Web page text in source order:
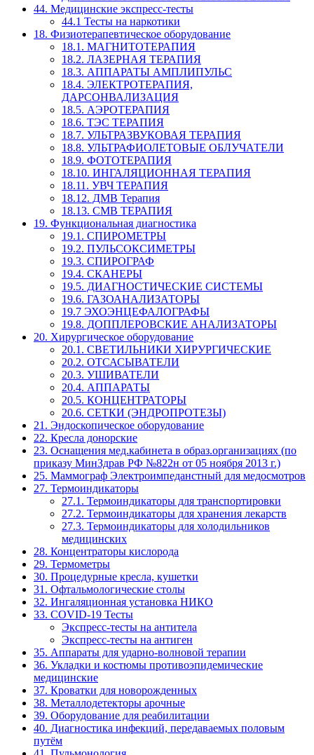
44. Медицинские экспресс-тесты
44.1 Тесты на наркотики
18. Физиотерапевтическое оборудование
18.1. МАГНИТОТЕРАПИЯ
18.2. ЛАЗЕРНАЯ ТЕРАПИЯ
18.3. АППАРАТЫ АМПЛИПУЛЬС
18.4. ЭЛЕКТРОТЕРАПИЯ,
ДАРСОНВАЛИЗАЦИЯ
18.5. АЭРОТЕРАПИЯ
18.6. ТЭС ТЕРАПИЯ
18.7. УЛЬТРАЗВУКОВАЯ ТЕРАПИЯ
18.8. УЛЬТРАФИОЛЕТОВЫЕ ОБЛУЧАТЕЛИ
18.9. ФОТОТЕРАПИЯ
18.10. ИНГАЛЯЦИОННАЯ ТЕРАПИЯ
18.11. УВЧ ТЕРАПИЯ
18.12. ДМВ Терапия
18.13. СМВ ТЕРАПИЯ
19. Функциональная диагностика
19.1. СПИРОМЕТРЫ
19.2. ПУЛЬСОКСИМЕТРЫ
19.3. СПИРОГРАФ
19.4. СКАНЕРЫ
19.5. ДИАГНОСТИЧЕСКИЕ СИСТЕМЫ
19.6. ГАЗОАНАЛИЗАТОРЫ
19.7 ЭХОЭНЦЕФАЛОГРАФЫ
19.8. ДОППЛЕРОВСКИЕ АНАЛИЗАТОРЫ
20. Хирургическое оборудование
20.1. СВЕТИЛЬНИКИ ХИРУРГИЧЕСКИЕ
20.2. ОТСАСЫВАТЕЛИ
20.3. УШИВАТЕЛИ
20.4. АППАРАТЫ
20.5. КОНЦЕНТРАТОРЫ
20.6. СЕТКИ (ЭНДРОПРОТЕЗЫ)
21. Эндоскопическое оборудование
22. Кресла донорские
23. Оснащения мед.кабинета в образ.организациях (по
приказу МинЗдрав РФ №822н от 05 ноября 2013 г.)
25. Маммограф Электроимпеданстный для медосмотров
27. Термоиндикаторы
27.1. Термоиндикаторы для транспортировки
27.2. Термоиндикаторы для хранения лекарств
27.3. Термоиндикаторы для холодильников
медицинских
28. Концентраторы кислорода
29. Термометры
30. Процедурные кресла, кушетки
31. Офтальмологические столы
32. Ингаляционная установка НИКО
33. COVID-19 Тесты
Экспресс-тесты на антитела
Экспресс-тесты на антиген
35. Аппараты для ударно-волновой терапии
36. Укладки и костюмы противоэпидемические
медицинские
37. Кроватки для новорожденных
38. Металлодетекторы арочные
39. Оборудование для реабилитации
40. Диагностика инфекций, передаваемых половым
путём